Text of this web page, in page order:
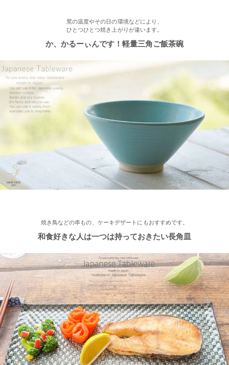
2022/12/2
≪おすすめ≫ 美味しいおかずと一緒にパクり♪土鍋で炊いたツヤ
ツヤごはん！
≪おすすめ≫ 小鉢を並べてちょこっと豪華に♪ コロンとかわい
い木ノ葉の小鉢
≪おすすめ≫ 手作りのあたたかさ♪職人の手でそ〜っとくぼませ
たマグカップ
2022/11/22
≪再入荷≫ お待たせしました！窯出し入荷しました♪職人の手で
そ～っとくぼませた変型どんぶり 黒釉ブラック
2022/11/15
≪おすすめ≫ さむ～い朝にあったかスープ♪松助窯 しのぎ 片手
スープカップ
窯の温度やその日の環境などにより、
ひとつひとつ焼き上がりが違います。
か、かるーぃんです！軽量三角ご飯茶碗
焼き鳥などの串もの、ケーキデザートにもおすすめです。
和食好きな人は一つは持っておきたい長角皿